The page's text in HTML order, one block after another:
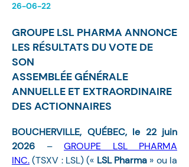
26-06-22
GROUPE LSL PHARMA ANNONCE
LES RÉSULTATS DU VOTE DE
SON
ASSEMBLÉE GÉNÉRALE
ANNUELLE ET EXTRAORDINAIRE
DES ACTIONNAIRES
BOUCHERVILLE, QUÉBEC, le 22 juin
2026 – GROUPE LSL PHARMA
INC. (TSXV : LSL) (« LSL Pharma » ou la